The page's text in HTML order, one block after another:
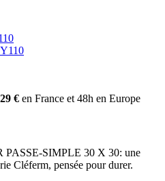
€ en France et 48h en Europe
SIMPLE 30 X 30: une
Cléferm, pensée pour durer.